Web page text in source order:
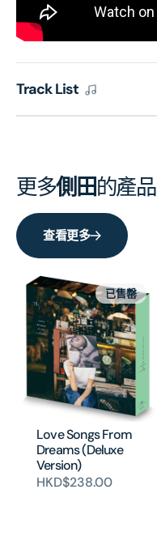
Track List
更多側田的產品
查看更多
Love Songs From
Dreams (Deluxe
Version)
HKD$238.00
已售罄